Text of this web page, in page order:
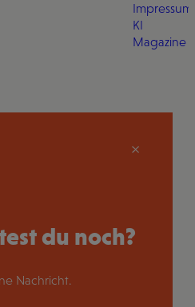
Impressum
KI
Magazine
du noch?
Nachricht.